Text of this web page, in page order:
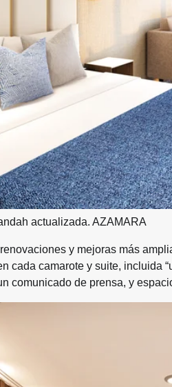
actualizada. AZAMARA
y mejoras más
cada camarote y suite, incluida
comunicado de prensa, y